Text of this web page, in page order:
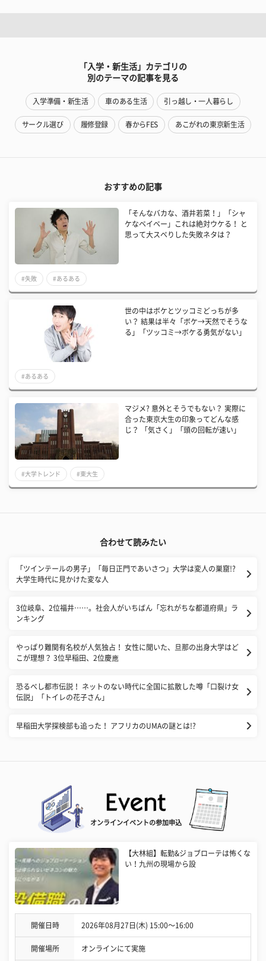
「入学・新生活」カテゴリの
別のテーマの記事を見る
入学準備・新生活 車のある生活 引っ越し・一人暮らし
サークル選び 履修登録 春からFES あこがれの東京新生活
おすすめの記事
「そんなバカな、酒井若菜！」「シャ
ケなベイベー」これは絶対ウケる！ と
思って大スベりした失敗ネタは？
#失敗 #あるある
世の中はボケとツッコミどっちが多
い？ 結果は半々「ボケ→天然でそうな
る」「ツッコミ→ボケる勇気がない」
#あるある
マジメ? 意外とそうでもない？ 実際に
合った東京大生の印象ってどんな感
じ？ 「気さく」「頭の回転が速い」
#大学トレンド #東大生
合わせて読みたい
「ツインテールの男子」「毎日正門であいさつ」大学は変人の巣窟!?
大学生時代に見かけた変な人
3位岐阜、2位福井……。社会人がいちばん「忘れがちな都道府県」ラ
ンキング
やっぱり難関有名校が人気独占！ 女性に聞いた、旦那の出身大学はど
こが理想？ 3位早稲田、2位慶應
恐るべし都市伝説！ ネットのない時代に全国に拡散した噂「口裂け女
伝説」「トイレの花子さん」
早稲田大学探検部も追った！ アフリカのUMAの謎とは!?
オンラインイベントの参加申込
【大林組】転勤&ジョブローテは怖くな
い！九州の現場から設
開催日時 2026年08月27日(木) 15:00〜16:00
開催場所 オンラインにて実施